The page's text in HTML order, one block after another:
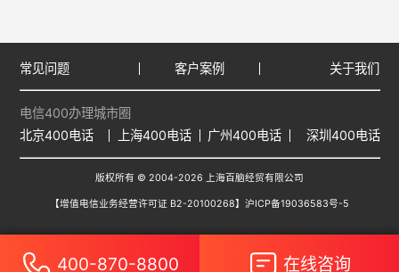
常见问题 客户案例 关于我们
电信400办理城市圈
北京400电话
上海400电话 广州400电话 深圳400电话
版权所有 © 2004-2026 上海百脑经贸有限公司
【增值电信业务经营许可证 B2-20100268】 沪ICP备19036583号-5
400-870-8800 在线咨询